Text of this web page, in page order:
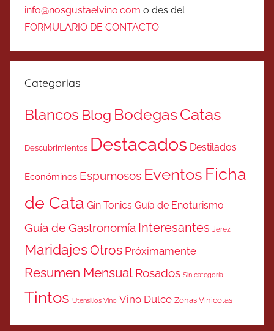
info@nosgustaelvino.com o des del
FORMULARIO DE CONTACTO.
Categorías
Blancos Blog BodegasCatas
Descubrimientos Destacados Destilados
Económinos Espumosos Eventos Ficha
de Cata Gin Tonics Guía de Enoturismo
Guía de Gastronomía Interesantes Jerez
MaridajesOtros Próximamente
Resumen Mensual Rosados Sin categoría
Tintos Utensilios Vino Vino Dulce Zonas Vinicolas